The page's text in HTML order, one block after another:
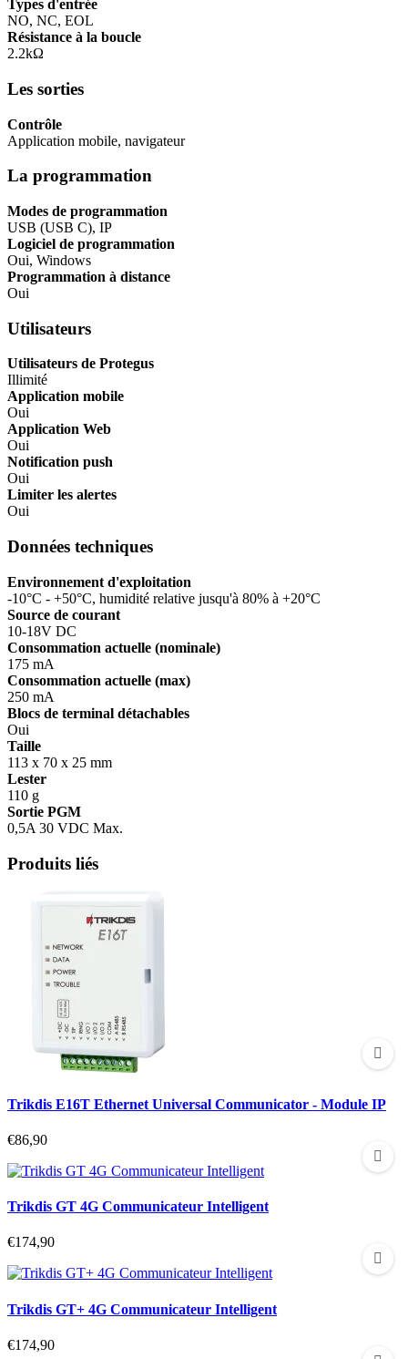
Types d'entrée
NO, NC, EOL
Résistance à la boucle
2.2kΩ
Les sorties
Contrôle
Application mobile, navigateur
La programmation
Modes de programmation
USB (USB C), IP
Logiciel de programmation
Oui, Windows
Programmation à distance
Oui
Utilisateurs
Utilisateurs de Protegus
Illimité
Application mobile
Oui
Application Web
Oui
Notification push
Oui
Limiter les alertes
Oui
Données techniques
Environnement d'exploitation
-10°C - +50°C, humidité relative jusqu'à 80% à +20°C
Source de courant
10-18V DC
Consommation actuelle (nominale)
175 mA
Consommation actuelle (max)
250 mA
Blocs de terminal détachables
Oui
Taille
113 x 70 x 25 mm
Lester
110 g
Sortie PGM
0,5A 30 VDC Max.
Produits liés
Trikdis E16T Ethernet Universal Communicator - Module IP
€86,90
Trikdis GT 4G Communicateur Intelligent
€174,90
Trikdis GT+ 4G Communicateur Intelligent
€174,90